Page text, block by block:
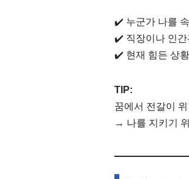
✔️ 누군가 나를
✔️ 직장이나 인간
✔️ 현재 힘든 상
TIP:
꿈에서 전갈이
→ 나를 지키기